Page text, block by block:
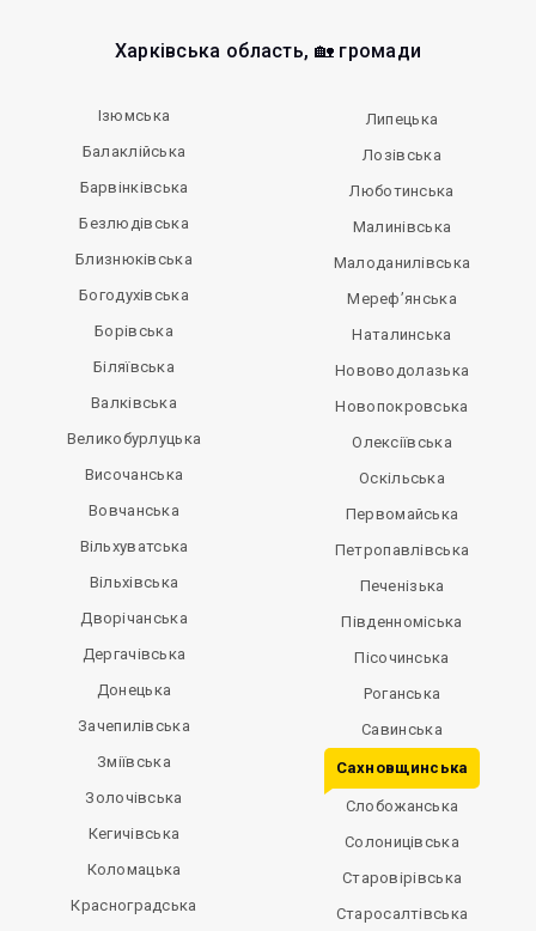
Харківська область, 🏡 громади
Ізюмська
Балаклійська
Барвінківська
Безлюдівська
Близнюківська
Богодухівська
Борівська
Біляївська
Валківська
Великобурлуцька
Височанська
Вовчанська
Вільхуватська
Вільхівська
Дворічанська
Дергачівська
Донецька
Зачепилівська
Зміївська
Золочівська
Кегичівська
Коломацька
Красноградська
Липецька
Лозівська
Люботинська
Малинівська
Малоданилівська
Мереф’янська
Наталинська
Нововодолазька
Новопокровська
Олексіївська
Оскільська
Первомайська
Петропавлівська
Печенізька
Південноміська
Пісочинська
Роганська
Савинська
Сахновщинська
Слобожанська
Солоницівська
Старовірівська
Старосалтівська